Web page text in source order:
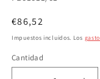
ventana
Precio
habitual
€86,52
Impuestos incluidos. Los
Cantidad
Cantidad